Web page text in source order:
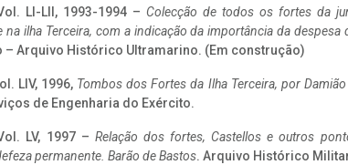
LI-LII, 1993-1994 – Colecção de todos os fortes da
na ilha Terceira, com a indicação da importância da despesa
– Arquivo Histórico Ultramarino. (Em construção)
LIV, 1996, Tombos dos Fortes da Ilha Terceira, por
de Engenharia do Exército.
LV, 1997 – Relação dos fortes, Castellos e outros
permanente. Barão de Bastos. Arquivo Histórico